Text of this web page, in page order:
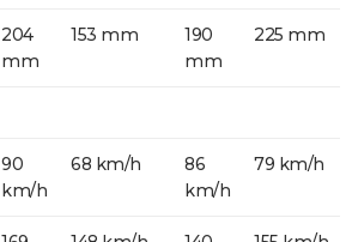
204
mm
153 mm
190
mm
225 mm
90
km/h
68 km/h
86
km/h
79 km/h